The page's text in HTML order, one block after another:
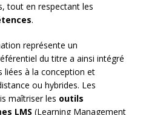
tout en respectant les
.
représente un
du titre a ainsi intégré
liées à la conception et
ou hybrides. Les
maîtriser les outils
LMS (Learning Management